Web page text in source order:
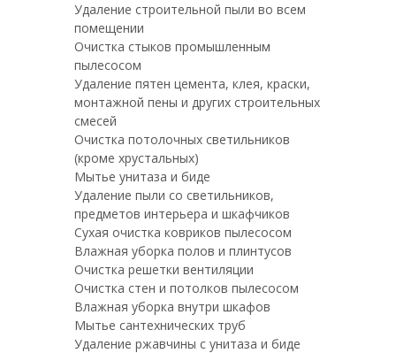
Удаление строительной пыли во всем
помещении
Очистка стыков промышленным
пылесосом
Удаление пятен цемента, клея, краски,
монтажной пены и других строительных
смесей
Очистка потолочных светильников
(кроме хрустальных)
Мытье унитаза и биде
Удаление пыли со светильников,
предметов интерьера и шкафчиков
Сухая очистка ковриков пылесосом
Влажная уборка полов и плинтусов
Очистка решетки вентиляции
Очистка стен и потолков пылесосом
Влажная уборка внутри шкафов
Мытье сантехнических труб
Удаление ржавчины с унитаза и биде